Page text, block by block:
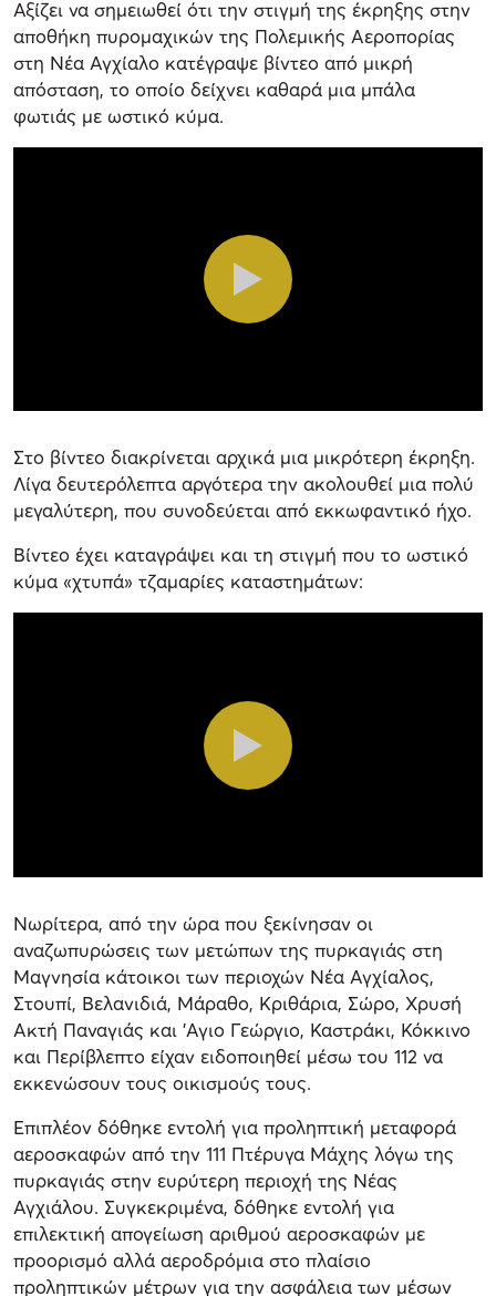
Αξίζει να σημειωθεί ότι την στιγμή της έκρηξης στην
αποθήκη πυρομαχικών της Πολεμικής Αεροπορίας
στη Νέα Αγχίαλο κατέγραψε βίντεο από μικρή
απόσταση, το οποίο δείχνει καθαρά μια μπάλα
φωτιάς με ωστικό κύμα.
Στο βίντεο διακρίνεται αρχικά μια μικρότερη έκρηξη.
Λίγα δευτερόλεπτα αργότερα την ακολουθεί μια πολύ
μεγαλύτερη, που συνοδεύεται από εκκωφαντικό ήχο.
Βίντεο έχει καταγράψει και τη στιγμή που το ωστικό
κύμα «χτυπά» τζαμαρίες καταστημάτων:
Νωρίτερα, από την ώρα που ξεκίνησαν οι
αναζωπυρώσεις των μετώπων της πυρκαγιάς στη
Μαγνησία κάτοικοι των περιοχών Νέα Αγχίαλος,
Στουπί, Βελανιδιά, Μάραθο, Κριθάρια, Σώρο, Χρυσή
Ακτή Παναγιάς και 'Αγιο Γεώργιο, Καστράκι, Κόκκινο
και Περίβλεπτο είχαν ειδοποιηθεί μέσω του 112 να
εκκενώσουν τους οικισμούς τους.
Επιπλέον δόθηκε εντολή για προληπτική μεταφορά
αεροσκαφών από την 111 Πτέρυγα Μάχης λόγω της
πυρκαγιάς στην ευρύτερη περιοχή της Νέας
Αγχιάλου. Συγκεκριμένα, δόθηκε εντολή για
επιλεκτική απογείωση αριθμού αεροσκαφών με
προορισμό αλλά αεροδρόμια στο πλαίσιο
προληπτικών μέτρων για την ασφάλεια των μέσων